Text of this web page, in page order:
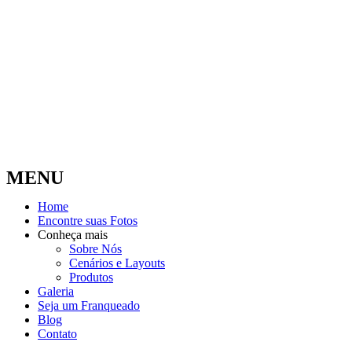
MENU
Home
Encontre suas Fotos
Conheça mais
Sobre Nós
Cenários e Layouts
Produtos
Galeria
Seja um Franqueado
Blog
Contato